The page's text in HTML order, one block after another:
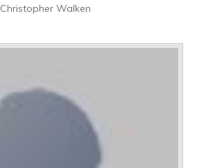
Christopher Walken